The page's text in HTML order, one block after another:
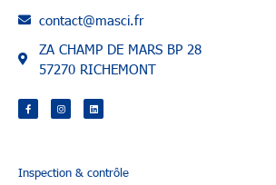
contact@masci.fr
ZA CHAMP DE MARS BP 28
57270 RICHEMONT
Inspection & contrôle